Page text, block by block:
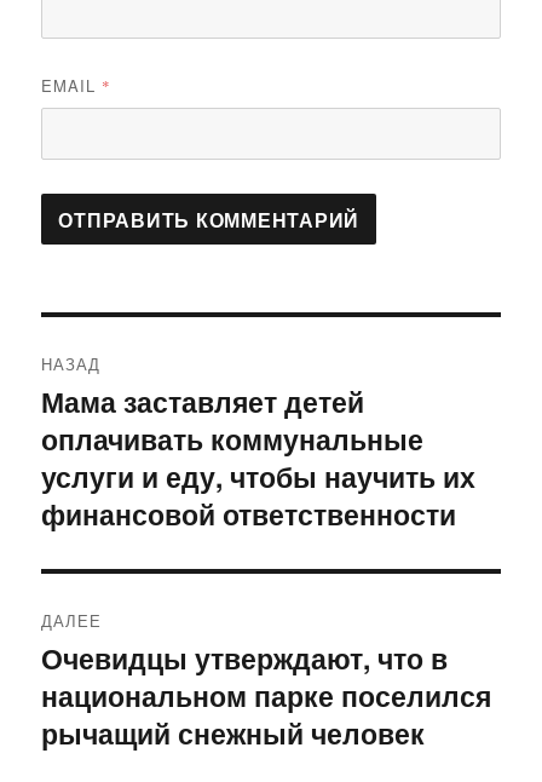
EMAIL *
по
записям
НАЗАД
Предыдущая
запись:
Мама заставляет детей
оплачивать коммунальные
услуги и еду, чтобы научить их
финансовой ответственности
ДАЛЕЕ
Следующая
запись:
Очевидцы утверждают, что в
национальном парке поселился
рычащий снежный человек